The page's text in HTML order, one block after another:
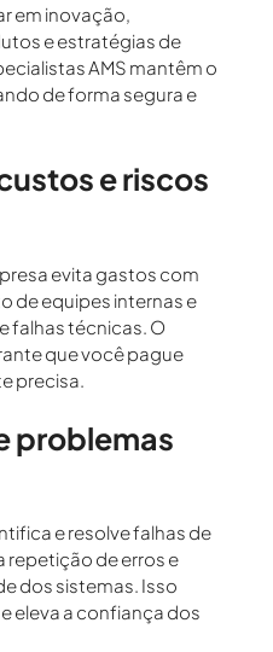
em inovação,
e estratégias de
AMS mantêm o
de forma segura e
e riscos
evita gastos com
de equipes internas e
falhas técnicas. O
que você pague
precisa.
problemas
e resolve falhas de
repetição de erros e
dos sistemas. Isso
eleva a confiança dos